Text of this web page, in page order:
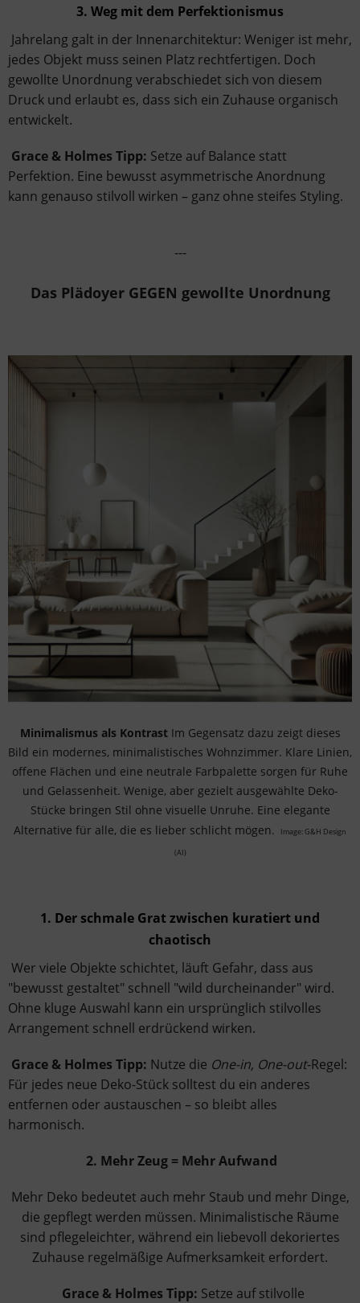
3. Weg mit dem Perfektionismus
Jahrelang galt in der Innenarchitektur: Weniger ist mehr,
jedes Objekt muss seinen Platz rechtfertigen. Doch
gewollte Unordnung verabschiedet sich von diesem
Druck und erlaubt es, dass sich ein Zuhause organisch
entwickelt.
Grace & Holmes Tipp: Setze auf Balance statt
Perfektion. Eine bewusst asymmetrische Anordnung
kann genauso stilvoll wirken – ganz ohne steifes Styling.
---
Das Plädoyer GEGEN gewollte Unordnung
Minimalismus als Kontrast Im Gegensatz dazu zeigt dieses
Bild ein modernes, minimalistisches Wohnzimmer. Klare Linien,
offene Flächen und eine neutrale Farbpalette sorgen für Ruhe
und Gelassenheit. Wenige, aber gezielt ausgewählte Deko-
Stücke bringen Stil ohne visuelle Unruhe. Eine elegante
Alternative für alle, die es lieber schlicht mögen.
Image: G&H Design
(AI)
1. Der schmale Grat zwischen kuratiert und
chaotisch
Wer viele Objekte schichtet, läuft Gefahr, dass aus
"bewusst gestaltet" schnell "wild durcheinander" wird.
Ohne kluge Auswahl kann ein ursprünglich stilvolles
Arrangement schnell erdrückend wirken.
Grace & Holmes Tipp: Nutze die One-in, One-out-Regel:
Für jedes neue Deko-Stück solltest du ein anderes
entfernen oder austauschen – so bleibt alles
harmonisch.
2. Mehr Zeug = Mehr Aufwand
Mehr Deko bedeutet auch mehr Staub und mehr Dinge,
die gepflegt werden müssen. Minimalistische Räume
sind pflegeleichter, während ein liebevoll dekoriertes
Zuhause regelmäßige Aufmerksamkeit erfordert.
Grace & Holmes Tipp: Setze auf stilvolle